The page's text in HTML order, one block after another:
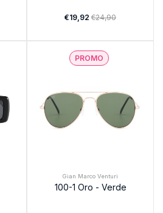
€19,92 €24,90
PROMO
Gian Marco Venturi
100-1 Oro - Verde